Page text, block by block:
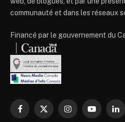
communauté et dans les réseaux
Financé par le gouvernement du
Facebook
X
InstagramYouTube